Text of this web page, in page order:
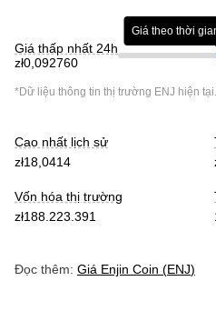
Giá thấp nhất 24h
zł0,092760
Giá theo thời
*Dữ liệu thông tin thị trường ENJ hiện tại.
Cao nhất lịch sử
zł18,0414
Vốn hóa thị trường
zł188.223.391
Đọc thêm: Giá Enjin Coin (ENJ)